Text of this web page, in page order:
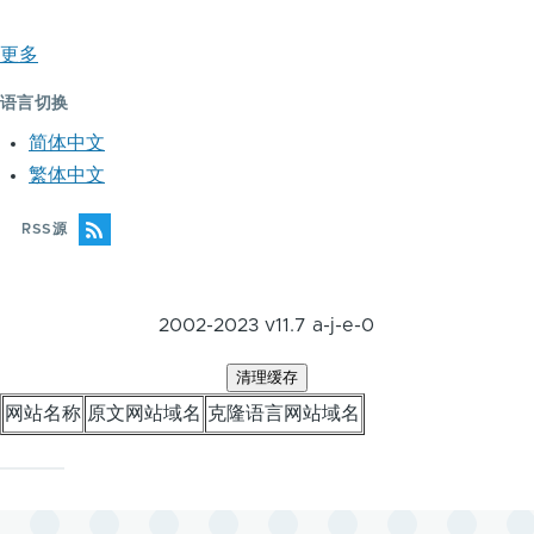
更多
语言切换
简体中文
繁体中文
RSS源
2002-2023 v11.7 a-j-e-0
网站名称 原文网站域名 克隆语言网站域名